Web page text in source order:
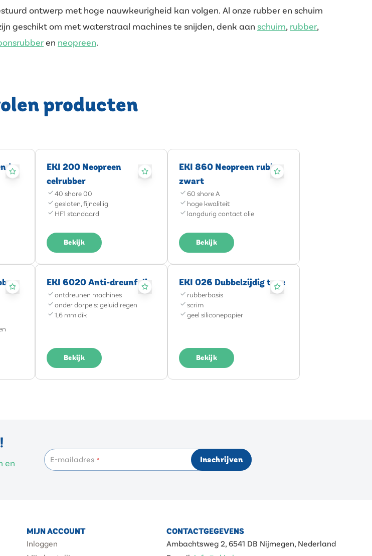
ontwerp met hoge nauwkeurigheid kan volgen. Al onze rubber en schuim
geschikt om met waterstraal machines te snijden, denk aan schuim, rubber,
en neopreen.
producten
EKI 200 Neopreen
celrubber
40 shore 00
gesloten, fijncellig
HF1 standaard
Bekijk
EKI 860 Neopreen rubber
zwart
60 shore A
hoge kwaliteit
langdurig contact olie
Bekijk
EKI 6020 Anti-dreunfolie
ontdreunen machines
onder dorpels: geluid regen
1,6 mm dik
Bekijk
EKI 026 Dubbelzijdig tape
rubberbasis
scrim
geel siliconepapier
Bekijk
en
E-mailadres * Inschrijven
MIJN ACCOUNT
Inloggen
CONTACTGEGEVENS
Ambachtsweg 2, 6541 DB Nijmegen, Nederland